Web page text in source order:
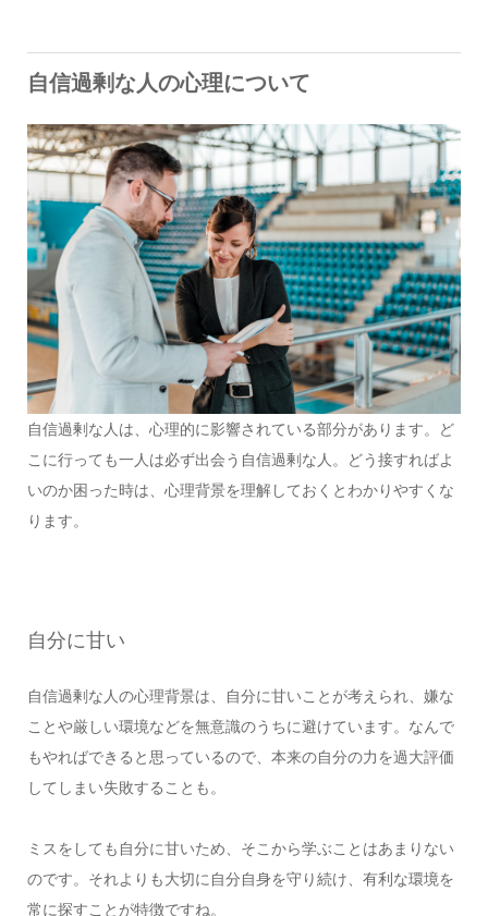
自信過剰な人の心理について
自信過剰な人は、心理的に影響されている部分があります。ど
こに行っても一人は必ず出会う自信過剰な人。どう接すればよ
いのか困った時は、心理背景を理解しておくとわかりやすくな
ります。
自分に甘い
自信過剰な人の心理背景は、自分に甘いことが考えられ、嫌な
ことや厳しい環境などを無意識のうちに避けています。なんで
もやればできると思っているので、本来の自分の力を過大評価
してしまい失敗することも。
ミスをしても自分に甘いため、そこから学ぶことはあまりない
のです。それよりも大切に自分自身を守り続け、有利な環境を
常に探すことが特徴ですね。